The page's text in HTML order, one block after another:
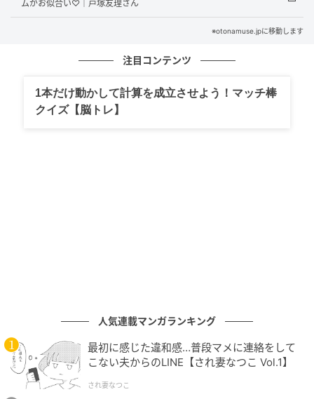
意識したのがポイントです」
ムがお似合い♡｜戸塚友理さん
※otonamuse.jpに移動します
注目コンテンツ
1本だけ動かして計算を成立させよう！マッチ棒
クイズ【脳トレ】
人気連載マンガランキング
最初に感じた違和感…普段マメに連絡をして
こない夫からのLINE【され妻なつこ Vol.1】
され妻なつこ